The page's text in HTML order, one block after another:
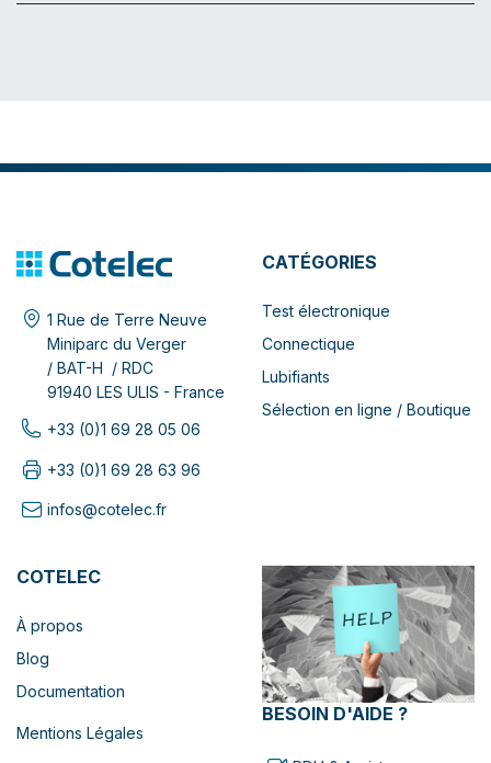
1 Rue de Terre Neuve
Miniparc du Verger
/ BAT-H / RDC
91940 LES ULIS - France
+33 (0)1 69 28 05 06
+33 (0)1 69 28 63 96
infos@cotelec.fr
CATÉGORIES
Test électronique
Connectique
Lubifiants
Sélection en ligne / Boutique
COTELEC
À propos
Blog
Documentation
Mentions Légales
BESOIN D'AIDE ?